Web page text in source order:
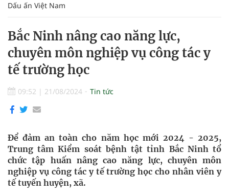
Dấu ấn Việt Nam
Bắc Ninh nâng cao năng lực,
chuyên môn nghiệp vụ công tác y
tế trường học
09:52 | 21/08/2024 Tin tức
Để đảm an toàn cho năm học mới 2024 - 2025,
Trung tâm Kiểm soát bệnh tật tỉnh Bắc Ninh tổ
chức tập huấn nâng cao năng lực, chuyên môn
nghiệp vụ công tác y tế trường học cho nhân viên y
tế tuyến huyện, xã.